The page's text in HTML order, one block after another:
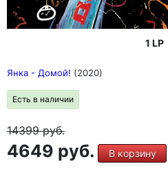
1 LP
Янка - Домой! (2020)
Есть в наличии
14399руб.
4649 руб. В корзину